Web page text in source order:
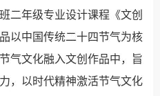
二年级专业设计课程《文创
以中国传统二十四节气为核
气文化融入文创作品中，旨
，以时代精神激活节气文化